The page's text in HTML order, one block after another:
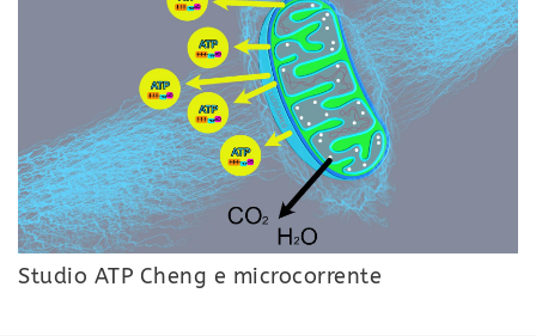
Studio ATP Cheng e microcorrente